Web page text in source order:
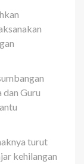
Guru
turut
kehilangan